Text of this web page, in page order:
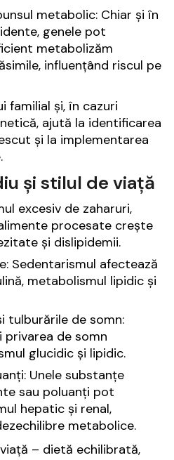
metabolic: Chiar și în
genele pot
metabolizăm
influențând riscul pe
familial și, în cazuri
ajută la identificarea
și la implementarea
și stilul de viață
excesiv de zaharuri,
procesate crește
și dislipidemii.
Sedentarismul afectează
metabolismul lipidic și
tulburările de somn:
privarea de somn
glucidic și lipidic.
Unele substanțe
sau poluanți pot
hepatic și renal,
metabolice.
– dietă echilibrată,